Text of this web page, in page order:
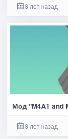
8 лет назад
Мод "M4A1 and
8 лет назад